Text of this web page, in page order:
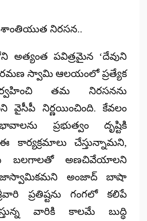
నిరసన..
అత్యంత పవిత్రమైన ‘దేవుని
స్వామి ఆలయంలో ప్రత్యేక
తమ నిరసనను
నిర్ణయించింది. కేవలం
ప్రభుత్వం దృష్టికి
ఈ కార్యక్రమాలు చేస్తున్నామని,
బలగాలతో అణచివేయాలని
అంజాద్ బాషా
ప్రతిష్టను గంగలో కలిపే
వారికి కాలమే బుద్ధి